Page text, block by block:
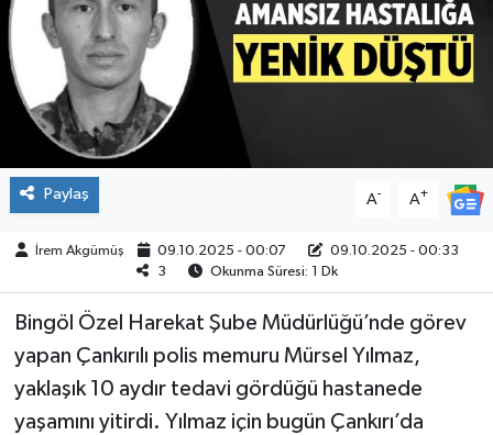
Paylaş A- A+
İrem Akgümüş 09.10.2025 - 00:07
09.10.2025 - 00:33
3
Okunma Süresi: 1 Dk
Bingöl Özel Harekat Şube Müdürlüğü’nde görev
yapan Çankırılı polis memuru Mürsel Yılmaz,
yaklaşık 10 aydır tedavi gördüğü hastanede
yaşamını yitirdi. Yılmaz için bugün Çankırı’da
RESMİ İLANLAR
KÜLTÜR
TURİZM
MAGAZİN
VEFAT
BÖLGE
TÜRKİYE